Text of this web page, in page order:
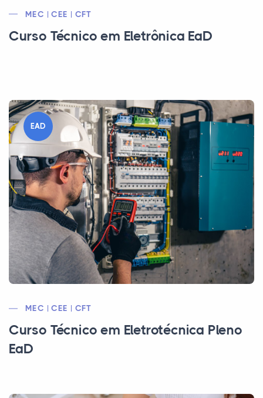
MEC | CEE | CFT
Curso Técnico em Eletrônica EaD
EAD
MEC | CEE | CFT
Curso Técnico em Eletrotécnica Pleno
EaD